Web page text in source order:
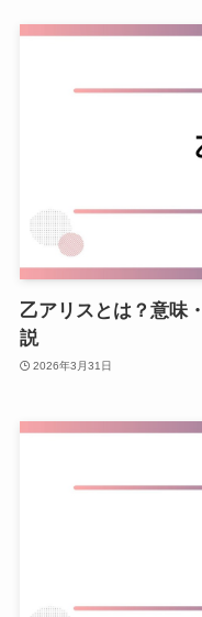
乙アリスとは？意味
説
2026年3月31日